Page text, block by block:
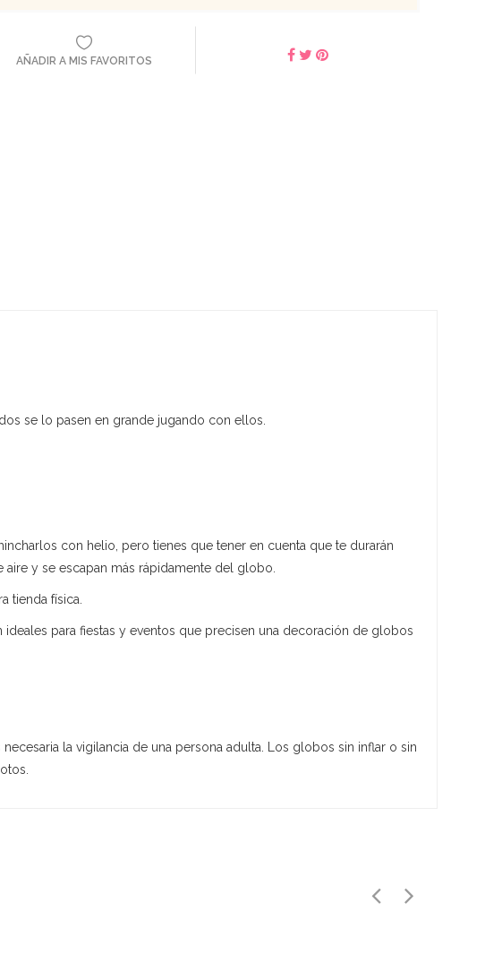
AÑADIR A MIS FAVORITOS
se lo pasen en grande jugando con ellos.
con helio, pero tienes que tener en cuenta que te durarán
y se escapan más rápidamente del globo.
tienda física.
para fiestas y eventos que precisen una decoración de globos
la vigilancia de una persona adulta. Los globos sin inflar o sin